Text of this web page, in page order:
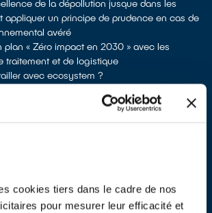
cookies tiers dans le cadre de nos
pour mesurer leur efficacité et
de la dépollution jusque dans les
appliquer un principe de prudence en cas de
avéré
plan « Zéro impact en 2030 » avec les
traitement et de logistique
avec ecosystem ?
d’objectivité et de dynamisation de la
sur "Je m'inscris" pour enregistrer votre
les prestations pour lesquelles vous